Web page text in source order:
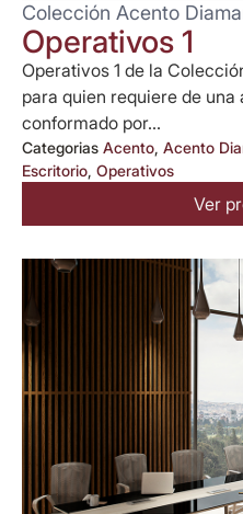
Colección Acento
Operativos 1
Operativos 1 de la
para quien requiere de
conformado por...
Categorias Acento, Acento
Escritorio, Operativos
Ver